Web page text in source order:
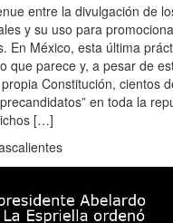
entre la divulgación de
y su uso para
En México, esta última
que parece y, a pesar de
Constitución, cientos
en toda la
[…]